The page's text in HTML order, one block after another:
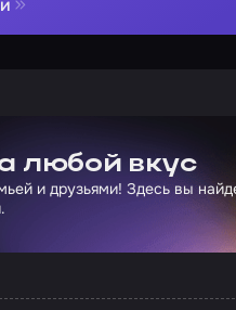
любой вкус
и друзьями! Здесь вы